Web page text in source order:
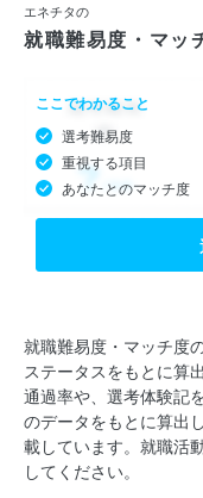
エネチタの
就職難易度・マッ
ここでわかること
選考難易度
重視する項目
あなたとのマッチ度
就職難易度・マッチ度
ステータスをもとに算
通過率や、選考体験記
のデータをもとに算出
載しています。就職活
してください。